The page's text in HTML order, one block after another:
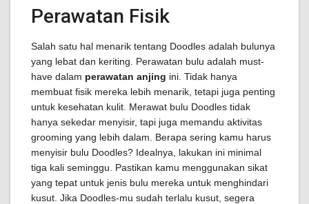
Perawatan Fisik
Salah satu hal menarik tentang Doodles adalah bulunya
yang lebat dan keriting. Perawatan bulu adalah must-
have dalam perawatan anjing ini. Tidak hanya
membuat fisik mereka lebih menarik, tetapi juga penting
untuk kesehatan kulit. Merawat bulu Doodles tidak
hanya sekedar menyisir, tapi juga memandu aktivitas
grooming yang lebih dalam. Berapa sering kamu harus
menyisir bulu Doodles? Idealnya, lakukan ini minimal
tiga kali seminggu. Pastikan kamu menggunakan sikat
yang tepat untuk jenis bulu mereka untuk menghindari
kusut. Jika Doodles-mu sudah terlalu kusut, segera